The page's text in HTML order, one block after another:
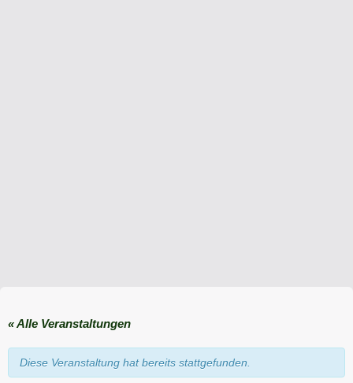
« Alle Veranstaltungen
Diese Veranstaltung hat bereits stattgefunden.